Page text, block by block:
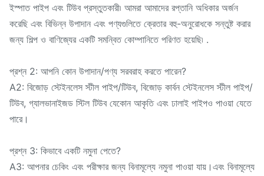
ইস্পাত পাইপ এবং টিউব প্রস্তুতকারী৷ আমরা আমাদের রপ্তানি অধিকার অর্জন
করেছি এবং বিভিন্ন উপাদান এবং পণ্যগুলিতে ক্রেতার বহু-অনুরোধকে সন্তুষ্ট করার
জন্য শিল্প ও বাণিজ্যের একটি সমন্বিত কোম্পানিতে পরিণত হয়েছি৷ .
প্রশ্ন 2: আপনি কোন উপাদান/পণ্য সরবরাহ করতে পারেন?
A2: বিজোড় স্টেইনলেস স্টীল পাইপ/টিউব, বিজোড় কার্বন স্টেইনলেস স্টীল পাইপ/
টিউব, গ্যালভানাইজড স্টিল টিউব যেকোন আকৃতি এবং ঢালাই পাইপও পাওয়া যেতে
পারে।
প্রশ্ন 3: কিভাবে একটি নমুনা পেতে?
A3: আপনার চেকিং এবং পরীক্ষার জন্য বিনামূল্যে নমুনা পাওয়া যায়।এবং বিনামূল্যে